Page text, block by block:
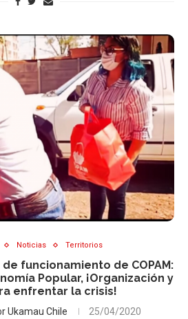
Noticias Territorios
funcionamiento de COPAM:
Popular, ¡Organización y
enfrentar la crisis!
Ukamau Chile 25/04/2020